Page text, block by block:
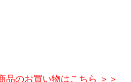
品のお買い物はこちら ＞＞